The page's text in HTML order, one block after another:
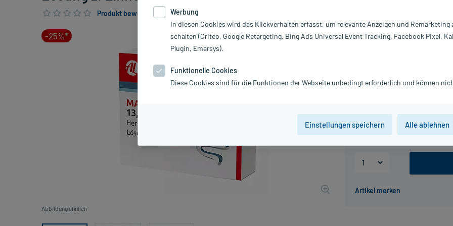
Produkt bewerten & PlusHerzen sichern
-25%*
Abbildung ähnlich
inkl. MwSt. zzgl.Versandkosten
10 St 20 St
Hersteller:
Information:
Werbung
In diesen Cookies wird das Klickverhalten erfasst, um relevante Anzeigen und Remarketing
schalten (Criteo, Google Retargeting, Bing Ads Universal Event Tracking, Facebook Pixel,
Plugin, Emarsys).
Funktionelle Cookies
Diese Cookies sind für die Funktionen der Webseite unbedingt erforderlich und können
Einstellungen speichern Alle ablehnen